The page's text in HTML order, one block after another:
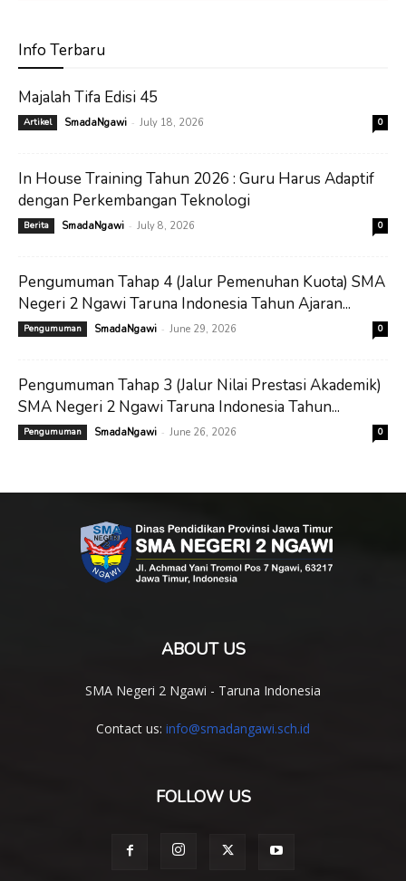
Info Terbaru
Majalah Tifa Edisi 45
Artikel SmadaNgawi - July 18, 2026 0
In House Training Tahun 2026 : Guru Harus Adaptif
dengan Perkembangan Teknologi
Berita SmadaNgawi - July 8, 2026 0
Pengumuman Tahap 4 (Jalur Pemenuhan Kuota) SMA
Negeri 2 Ngawi Taruna Indonesia Tahun Ajaran...
Pengumuman SmadaNgawi - June 29, 2026 0
Pengumuman Tahap 3 (Jalur Nilai Prestasi Akademik)
SMA Negeri 2 Ngawi Taruna Indonesia Tahun...
Pengumuman SmadaNgawi - June 26, 2026 0
ABOUT US
SMA Negeri 2 Ngawi - Taruna Indonesia
Contact us: info@smadangawi.sch.id
FOLLOW US